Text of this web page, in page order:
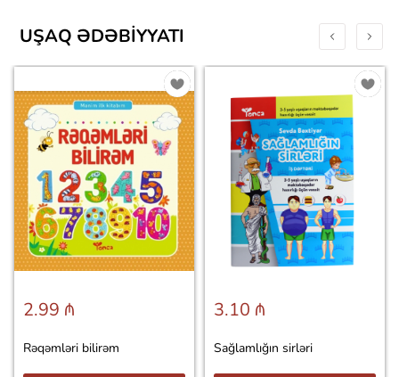
UŞAQ ƏDƏBIYYATI
2.99 ₼
Rəqəmləri bilirəm
3.10 ₼
Sağlamlığın sirləri